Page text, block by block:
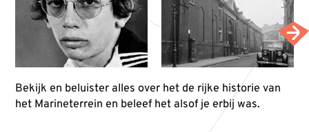
Bekijk en beluister alles over het de rijke historie van
het Marineterrein en beleef het alsof je erbij was.